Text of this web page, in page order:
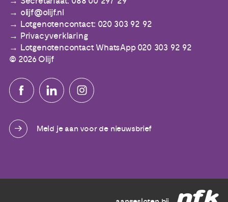
olijf@olijf.nl
Lotgenotencontact: 020 303 92 92
Privacyverklaring
Lotgenotencontact WhatsApp 020 303 92 92
© 2026 Olijf
Meld je aan voor de nieuwsbrief